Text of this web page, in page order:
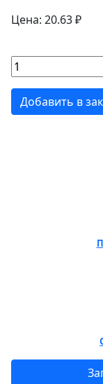
Цена: 20.63 ₽
Добавить в